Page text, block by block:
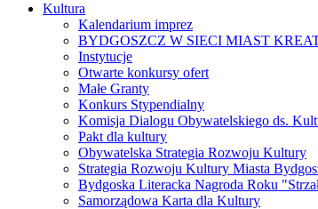
Kultura
Kalendarium imprez
BYDGOSZCZ W SIECI MIAST
Instytucje
Otwarte konkursy ofert
Małe Granty
Konkurs Stypendialny
Komisja Dialogu Obywatelskiego ds.
Pakt dla kultury
Obywatelska Strategia Rozwoju Kultury
Strategia Rozwoju Kultury Miasta
Bydgoska Literacka Nagroda Roku
Samorządowa Karta dla Kultury